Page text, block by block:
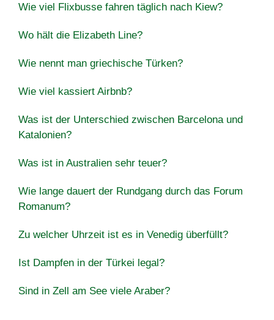
Wie viel Flixbusse fahren täglich nach Kiew?
Wo hält die Elizabeth Line?
Wie nennt man griechische Türken?
Wie viel kassiert Airbnb?
Was ist der Unterschied zwischen Barcelona und
Katalonien?
Was ist in Australien sehr teuer?
Wie lange dauert der Rundgang durch das Forum
Romanum?
Zu welcher Uhrzeit ist es in Venedig überfüllt?
Ist Dampfen in der Türkei legal?
Sind in Zell am See viele Araber?